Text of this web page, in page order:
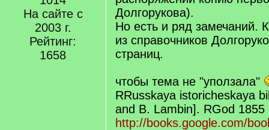
На сайте с
2003 г.
Рейтинг:
1658
Долгорукова).
Но есть и ряд замечаний.
из справочников
страниц.
чтобы тема не "уползала"
RRusskaya istoricheskaya
and B. Lambin]. RGod 1855
http://books.google.com/